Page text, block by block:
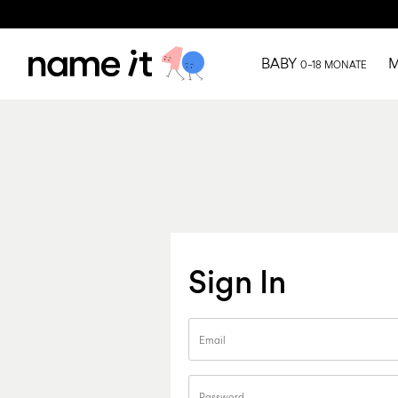
BABY 0–18 MONATE
Sign In
Email